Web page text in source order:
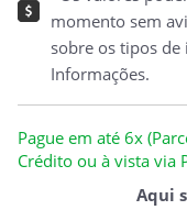
momento sem
sobre os tipos de
Informações.
Pague em até 6x
Crédito ou à vista via
Aqui